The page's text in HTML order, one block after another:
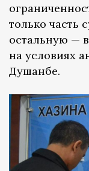
только часть
остальную —
на условиях
Душанбе.